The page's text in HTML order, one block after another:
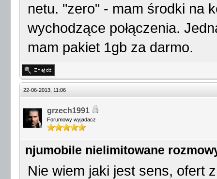
netu. "zero" - mam środki na
wychodzące połączenia.
mam pakiet 1gb za darmo.
22-06-2013, 11:06
grzech1991
Forumowy wyjadacz
njumobile nielimitowane
Nie wiem jaki jest sens, ofert